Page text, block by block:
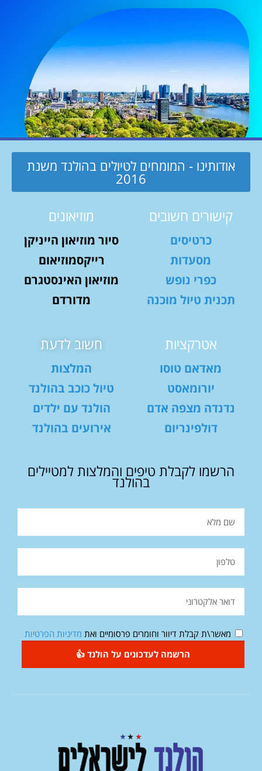
אודותינו - המומחים לטיולים בהולנד משנת
2016
קישורים חשובים
כרטיסים
מסעדות
כפרי נופש
תכנית טיול מוכנה
מוזיאונים
סיור מוזיאון הייניקן
רייקסמוזיאום
מוזיאון האינסטגרם
מדורדם
אטרקציות
מאדאם טוסו
יורומאסט
נדנדה מצפה אדם
דולפינריום
חשוב לדעת
המלצות
טיול כוכב בהולנד
הולנד עם ילדים
אירועים בהולנד
הרשמו לקבלת טיפים והמלצות למטיילים
בהולנד
מאשר\ת קבלת דיוור וחומרים פרסומיים ואת מדיניות הפרטיות
הרשמה לעדכונים על הולנד 👍